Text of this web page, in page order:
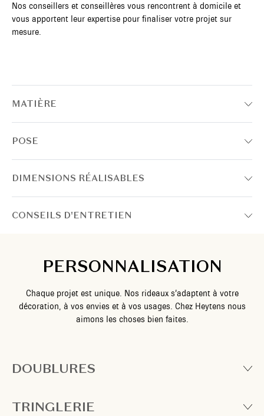
Nos conseillers et conseillères vous rencontrent à domicile et
vous apportent leur expertise pour finaliser votre projet sur
mesure.
MATIÈRE
POSE
DIMENSIONS RÉALISABLES
CONSEILS D'ENTRETIEN
PERSONNALISATION
Chaque projet est unique. Nos rideaux s’adaptent à votre
décoration, à vos envies et à vos usages. Chez Heytens nous
aimons les choses bien faites.
DOUBLURES
TRINGLERIE